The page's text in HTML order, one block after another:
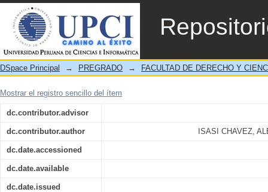
“PROCESO DE HABEAS
DSpace Principal → PREGRADO → FACULTAD DE DERECHO Y
Mostrar el registro sencillo del ítem
dc.contributor.advisor
dc.contributor.author ISASI CHAVEZ,
dc.date.accessioned
dc.date.available
dc.date.issued